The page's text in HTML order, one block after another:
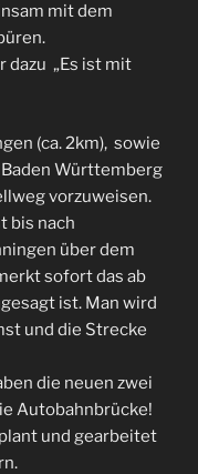
mit dem
dazu „Es ist mit
(ca. 2km), sowie
Württemberg
vorzuweisen.
bis nach
über dem
sofort das ab
ist. Man wird
und die Strecke
die neuen zwei
Autobahnbrücke!
und gearbeitet